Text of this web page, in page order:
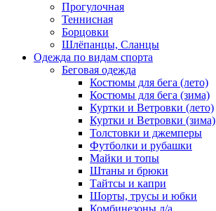
Прогулочная
Теннисная
Борцовки
Шлёпанцы, Сланцы
Одежда по видам спорта
Беговая одежда
Костюмы для бега (лето)
Костюмы для бега (зима)
Куртки и Ветровки (лето)
Куртки и Ветровки (зима)
Толстовки и джемперы
Футболки и рубашки
Майки и топы
Штаны и брюки
Тайтсы и капри
Шорты, трусы и юбки
Комбинезоны л/а